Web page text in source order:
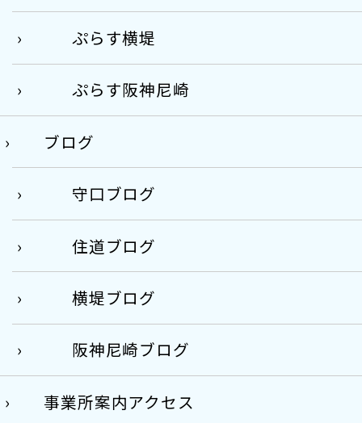
ぷらす横堤
ぷらす阪神尼崎
ブログ
守口ブログ
住道ブログ
横堤ブログ
阪神尼崎ブログ
事業所案内アクセス